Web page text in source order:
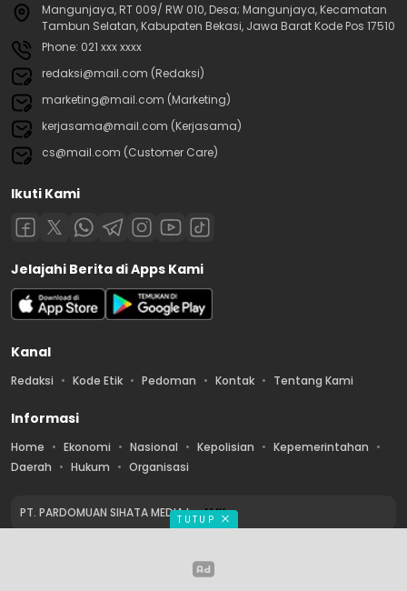
Mangunjaya, RT 009/ RW 010, Desa; Mangunjaya, Kecamatan
Tambun Selatan, Kabupaten Bekasi, Jawa Barat Kode Pos 17510
Phone: 021 xxx xxxx
redaksi@mail.com (Redaksi)
marketing@mail.com (Marketing)
kerjasama@mail.com (Kerjasama)
cs@mail.com (Customer Care)
Ikuti Kami
Jelajahi Berita di Apps Kami
Kanal
Redaksi Kode Etik Pedoman Kontak Tentang Kami
Informasi
Home Ekonomi Nasional Kepolisian
Kepemerintahan
Daerah
Hukum Organisasi
PT. PARDOMUAN SIHATA MEDIA byAMK
TUTUP